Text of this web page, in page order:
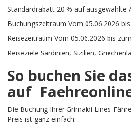
Standardrabatt 20 % auf ausgewählte
Buchungszeitraum Vom 05.06.2026
Reisezeitraum Vom 05.06.2026 bis
Reiseziele Sardinien, Sizilien,
So buchen Sie
auf
Die Buchung Ihrer Grimaldi Lines-
Preis ist ganz einfach: